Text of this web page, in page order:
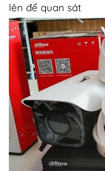
lên để quan sát